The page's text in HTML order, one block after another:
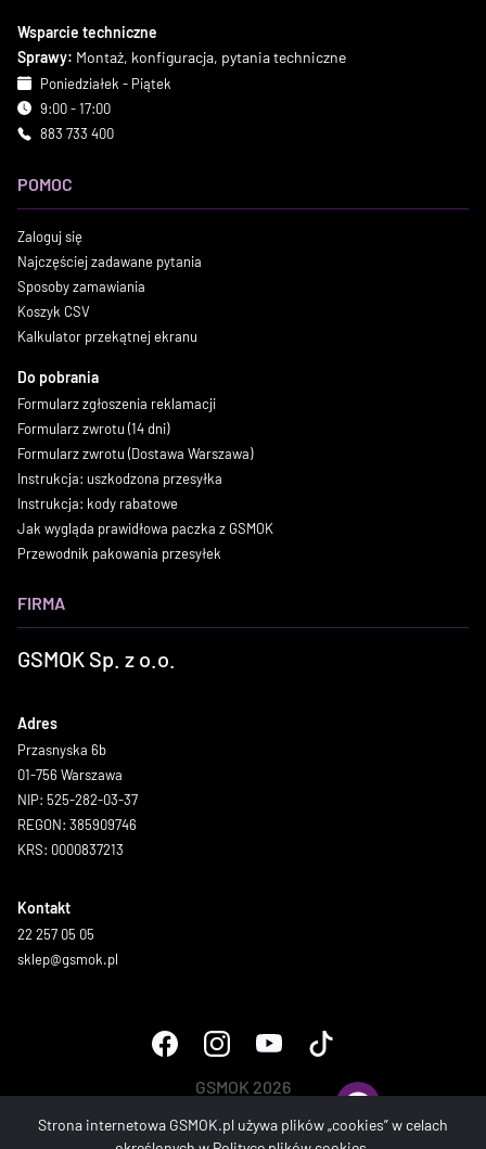
Wsparcie techniczne
Sprawy: Montaż, konfiguracja, pytania techniczne
Poniedziałek - Piątek
9:00 - 17:00
883 733 400
POMOC
Zaloguj się
Najczęściej zadawane pytania
Sposoby zamawiania
Koszyk CSV
Kalkulator przekątnej ekranu
Do pobrania
Formularz zgłoszenia reklamacji
Formularz zwrotu (14 dni)
Formularz zwrotu (Dostawa Warszawa)
Instrukcja: uszkodzona przesyłka
Instrukcja: kody rabatowe
Jak wygląda prawidłowa paczka z GSMOK
Przewodnik pakowania przesyłek
FIRMA
GSMOK Sp. z o.o.
Adres
Przasnyska 6b
01-756 Warszawa
NIP: 525-282-03-37
REGON: 385909746
KRS: 0000837213
Kontakt
22 257 05 05
sklep@gsmok.pl
GSMOK 2026
Strona internetowa GSMOK.pl używa plików „cookies” w celach